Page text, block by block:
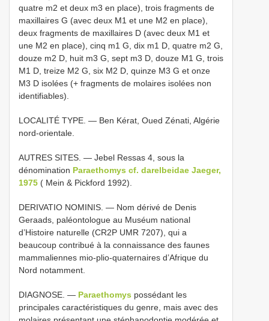
quatre m2 et deux m3 en place), trois fragments de
maxillaires G (avec deux M1 et une M2 en place),
deux fragments de maxillaires D (avec deux M1 et
une M2 en place), cinq m1 G, dix m1 D, quatre m2 G,
douze m2 D, huit m3 G, sept m3 D, douze M1 G, trois
M1 D, treize M2 G, six M2 D, quinze M3 G et onze
M3 D isolées (+ fragments de molaires isolées non
identifiables).
LOCALITÉ TYPE. — Ben Kérat, Oued Zénati, Algérie
nord-orientale.
AUTRES SITES. — Jebel Ressas 4, sous la
dénomination Paraethomys cf. darelbeidae Jaeger,
1975 ( Mein & Pickford 1992).
DERIVATIO NOMINIS. — Nom dérivé de Denis
Geraads, paléontologue au Muséum national
d’Histoire naturelle (CR2P UMR 7207), qui a
beaucoup contribué à la connaissance des faunes
mammaliennes mio-plio-quaternaires d’Afrique du
Nord notamment.
DIAGNOSE. — Paraethomys possédant les
principales caractéristiques du genre, mais avec des